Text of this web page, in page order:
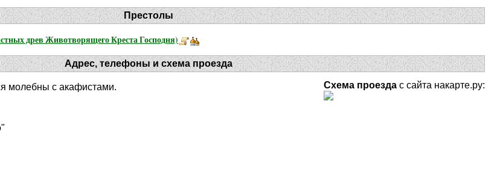
Престолы
древ Животворящего Креста Господня)
Адрес, телефоны и схема проезда
Схема проезда с сайта накарте.ру:
молебны с акафистами.